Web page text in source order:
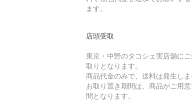
ます。
店頭受取
東京・中野のタコシェ実店舗に
取りとなります。
商品代金のみで、送料は発生しま
お取り置き期間は、商品がご用
間となります。